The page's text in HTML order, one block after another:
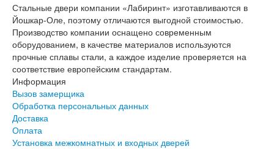
Стальные двери компании «Лабиринт» изготавливаются в
Йошкар-Оле, поэтому отличаются выгодной стоимостью.
Производство компании оснащено современным
оборудованием, в качестве материалов используются
прочные сплавы стали, а каждое изделие проверяется на
соответствие европейским стандартам.
Информация
Вызов замерщика
Обработка персональных данных
Доставка
Оплата
Установка межкомнатных и входных дверей